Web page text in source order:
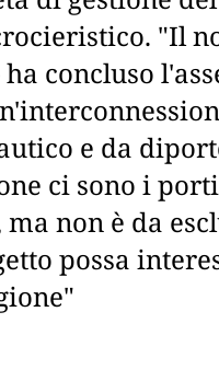
"Il
concluso
e da
ci sono i
non è da
possa